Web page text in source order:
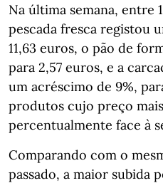
Na última semana, entre
pescada fresca registou
11,63 euros, o pão de
para 2,57 euros, e a
um acréscimo de 9%,
produtos cujo preço
percentualmente face à
Comparando com o
passado, a maior subida